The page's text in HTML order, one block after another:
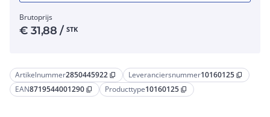
Artikelnummer2850445922 content_copy Leveranciersnummer10160125 content_copy
EAN8719544001290 content_copy Producttype10160125 content_copy
Brutoprijs
€31,88 / STK